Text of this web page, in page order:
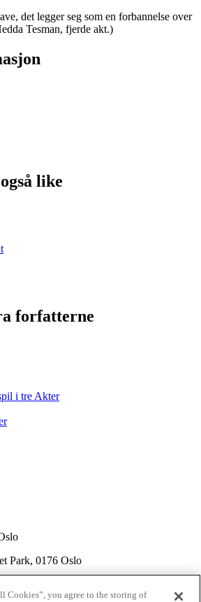
det legger seg som en forbannelse over
Tesman, fjerde akt.)
like
forfatterne
i tre Akter
Park, 0176 Oslo
Cookies”, you agree to the storing of